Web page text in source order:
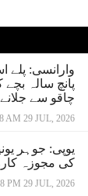
وارانسی: پلے
پانچ سالہ
چاقو سے
AM 29 JUL, 2026
یوپی: جوہر
کی مجوزہ
PM 29 JUL, 2026